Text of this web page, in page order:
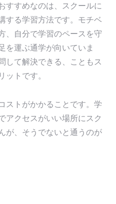
すすめなのは、スクールに
する学習方法です。モチベ
、自分で学習のペースを守
を運ぶ通学が向いていま
して解決できる、こともス
ットです。
ストがかかることです。学
アクセスがいい場所にスク
が、そうでないと通うのが